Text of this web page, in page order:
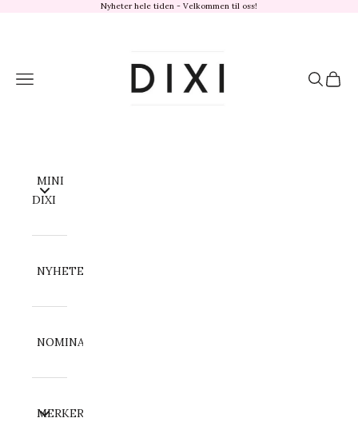
Nyheter hele tiden - Velkommen til oss!
Meny Søk
MINI
DIXI
NYHETER
NOMINATION
MERKER